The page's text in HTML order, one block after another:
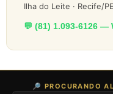
Ilha do Leite · Recife/
💬 (81) 1.093-6126 —
🔎 PROCURANDO